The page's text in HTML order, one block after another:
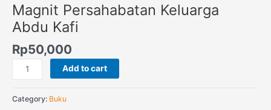
Magnit Persahabatan Keluarga
Abdu Kafi
Rp50,000
Add to cart
Category: Buku